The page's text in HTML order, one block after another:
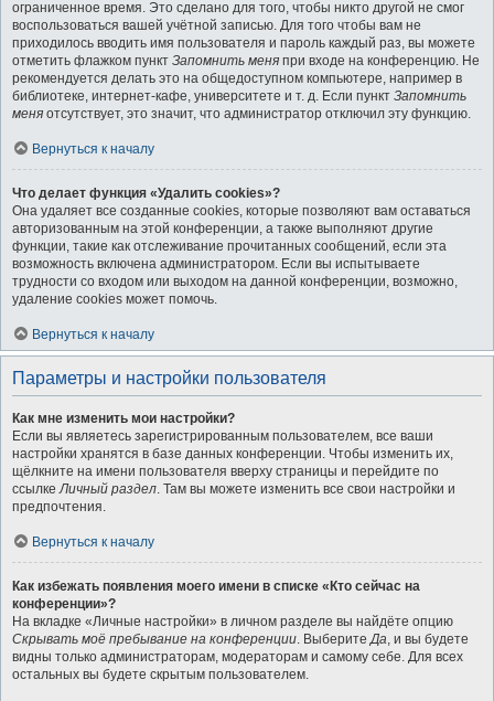
ограниченное время. Это сделано для того, чтобы никто другой не смог
воспользоваться вашей учётной записью. Для того чтобы вам не
приходилось вводить имя пользователя и пароль каждый раз, вы можете
отметить флажком пункт Запомнить меня при входе на конференцию. Не
рекомендуется делать это на общедоступном компьютере, например в
библиотеке, интернет-кафе, университете и т. д. Если пункт Запомнить
меня отсутствует, это значит, что администратор отключил эту функцию.
Вернуться к началу
Что делает функция «Удалить cookies»?
Она удаляет все созданные cookies, которые позволяют вам оставаться
авторизованным на этой конференции, а также выполняют другие
функции, такие как отслеживание прочитанных сообщений, если эта
возможность включена администратором. Если вы испытываете
трудности со входом или выходом на данной конференции, возможно,
удаление cookies может помочь.
Вернуться к началу
Параметры и настройки пользователя
Как мне изменить мои настройки?
Если вы являетесь зарегистрированным пользователем, все ваши
настройки хранятся в базе данных конференции. Чтобы изменить их,
щёлкните на имени пользователя вверху страницы и перейдите по
ссылкеЛичный раздел. Там вы можете изменить все свои настройки и
предпочтения.
Вернуться к началу
Как избежать появления моего имени в списке «Кто сейчас на
конференции»?
На вкладке «Личные настройки» в личном разделе вы найдёте опцию
Скрывать моё пребывание на конференции. ВыберитеДа, и вы будете
видны только администраторам, модераторам и самому себе. Для всех
остальных вы будете скрытым пользователем.